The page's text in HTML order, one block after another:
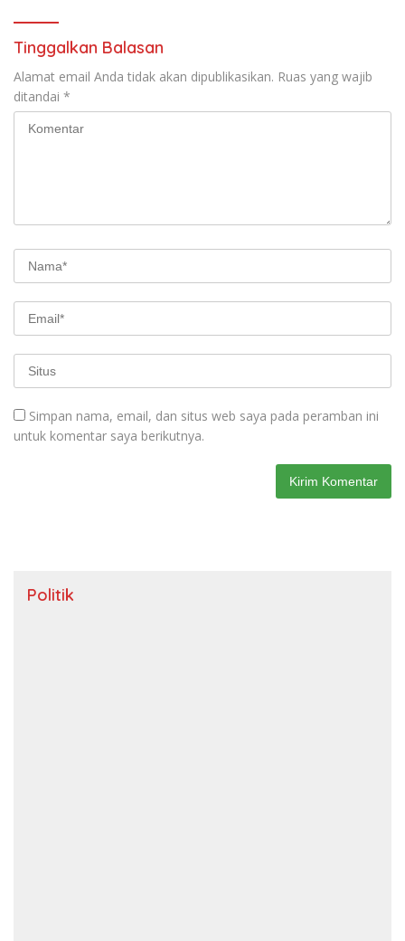
Tinggalkan Balasan
Alamat email Anda tidak akan dipublikasikan. Ruas yang wajib
ditandai *
Simpan nama, email, dan situs web saya pada peramban ini
untuk komentar saya berikutnya.
Politik